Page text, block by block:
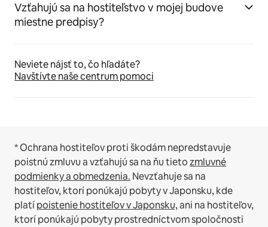
Vzťahujú sa na hostiteľstvo v mojej budove
miestne predpisy?
Neviete nájsť to, čo hľadáte?
Navštívte naše centrum pomoci
* Ochrana hostiteľov proti škodám nepredstavuje
poistnú zmluvu a vzťahujú sa na ňu tietozmluvné
podmienky a obmedzenia. Nevzťahuje sa na
hostiteľov, ktorí ponúkajú pobyty v Japonsku, kde
platípoistenie hostiteľov v Japonsku,ani na hostiteľov,
ktorí ponúkajú pobyty prostredníctvom spoločnosti